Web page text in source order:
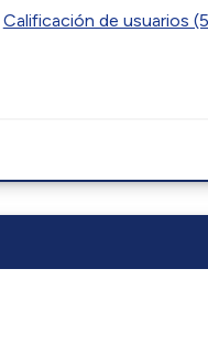
Calificación de usuarios